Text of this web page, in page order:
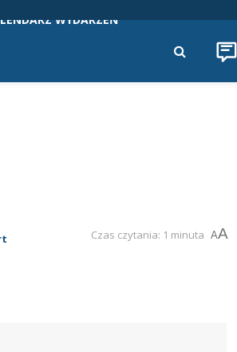
WYDARZEŃ
Czas czytania: 1 minuta AA